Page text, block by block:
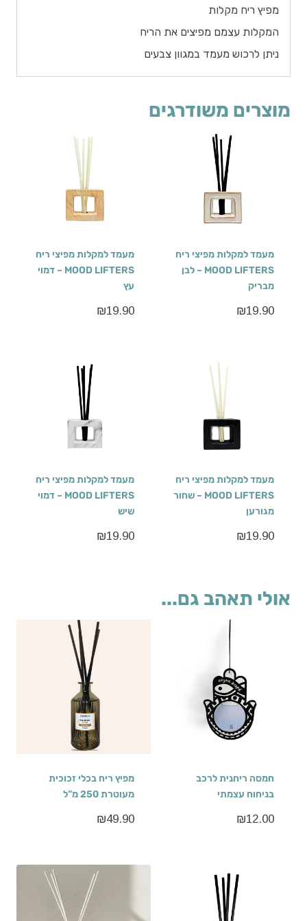
מפיץ ריח מקלות
המקלות עצמם מפיצים את הריח
ניתן לרכוש מעמד במגוון צבעים
מוצרים משודרגים
מעמד למקלות מפיצי ריח
MOOD LIFTERS – לבן
מבריק
₪19.90
מעמד למקלות מפיצי ריח
MOOD LIFTERS – דמוי
עץ
₪19.90
מעמד למקלות מפיצי ריח
MOOD LIFTERS – שחור
מגורען
₪19.90
מעמד למקלות מפיצי ריח
MOOD LIFTERS – דמוי
שיש
₪19.90
אולי תאהב גם...
חמסה ריחנית לרכב
בניחוח עצמתי
₪12.00
מפיץ ריח בכלי זכוכית
מעוטרת 250 מ”ל
₪49.90